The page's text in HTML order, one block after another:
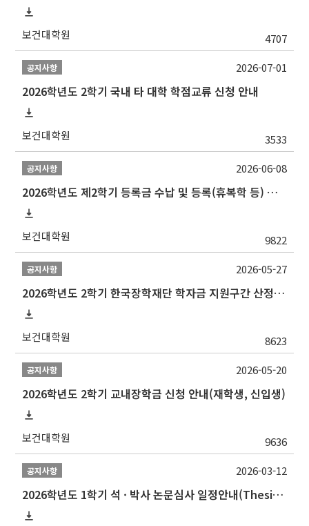
보건대학원 4707
공지사항
2026학년도 2학기 국내 타 대학 학점교류 신청 안내
보건대학원 3533
2026-07-01
공지사항
2026학년도 제2학기 등록금 수납 및 등록(휴복학 등) 일정 안내
보건대학원 9822
2026-06-08
공지사항
2026학년도 2학기 한국장학재단 학자금 지원구간 산정 신청 안내
보건대학원 8623
2026-05-27
공지사항
2026학년도 2학기 교내장학금 신청 안내(재학생, 신입생)
보건대학원 9636
2026-05-20
공지사항
2026학년도 1학기 석 · 박사 논문심사 일정안내(Thesis Defense Schedules)
2026-03-12